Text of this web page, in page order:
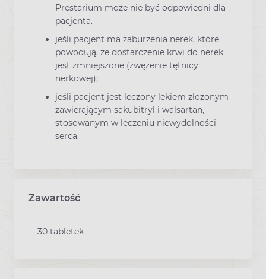
Prestarium może nie być odpowiedni dla
pacjenta.
jeśli pacjent ma zaburzenia nerek, które
powodują, że dostarczenie krwi do nerek
jest zmniejszone (zwężenie tętnicy
nerkowej);
jeśli pacjent jest leczony lekiem złożonym
zawierającym sakubitryl i walsartan,
stosowanym w leczeniu niewydolności
serca.
Zawartość
30 tabletek